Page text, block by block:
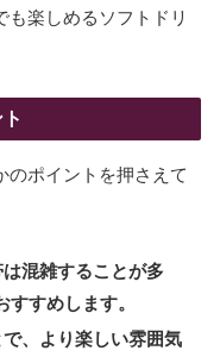
も楽しめるソフトドリ
のポイントを押さえて
混雑することが多
すめします。
、より楽しい雰囲気